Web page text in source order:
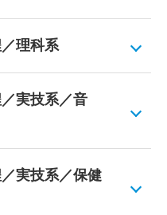
理科系
実技系／音
実技系／保健